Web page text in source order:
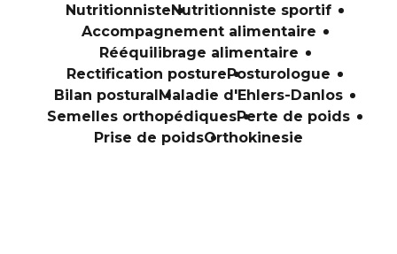
NutritionnisteNutritionniste sportif
Accompagnement alimentaire
Rééquilibrage alimentaire
Rectification posturePosturologue
Bilan posturalMaladie d'Ehlers-Danlos
Semelles orthopédiquesPerte de poids
Prise de poidsOrthokinesie